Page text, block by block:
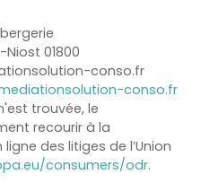
01800
conso.fr
conso.fr
trouvée, le
recourir à la
des litiges de l’Union
consumers/odr.